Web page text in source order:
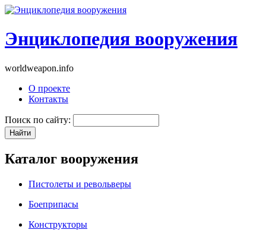
Энциклопедия вооружения
worldweapon.info
О проекте
Контакты
Поиск по сайту:
Каталог вооружения
Пистолеты и револьверы
Боеприпасы
Конструкторы